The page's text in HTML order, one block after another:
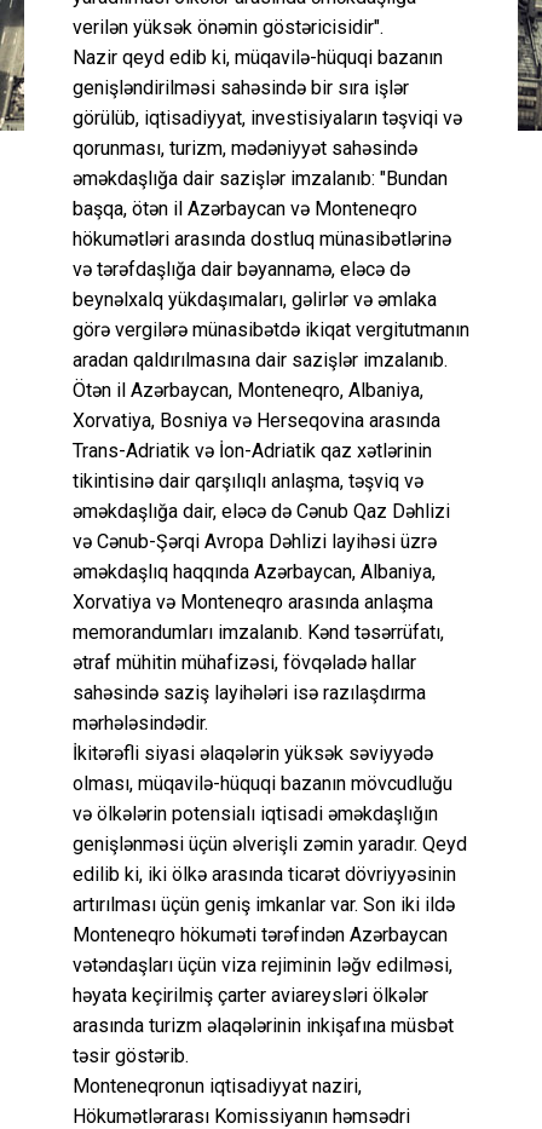
verilən yüksək önəmin göstəricisidir".
Nazir qeyd edib ki, müqavilə-hüquqi bazanın
genişləndirilməsi sahəsində bir sıra işlər
görülüb, iqtisadiyyat, investisiyaların təşviqi və
qorunması, turizm, mədəniyyət sahəsində
əməkdaşlığa dair sazişlər imzalanıb: "Bundan
başqa, ötən il Azərbaycan və Monteneqro
hökumətləri arasında dostluq münasibətlərinə
və tərəfdaşlığa dair bəyannamə, eləcə də
beynəlxalq yükdaşımaları, gəlirlər və əmlaka
görə vergilərə münasibətdə ikiqat vergitutmanın
aradan qaldırılmasına dair sazişlər imzalanıb.
Ötən il Azərbaycan, Monteneqro, Albaniya,
Xorvatiya, Bosniya və Herseqovina arasında
Trans-Adriatik və İon-Adriatik qaz xətlərinin
tikintisinə dair qarşılıqlı anlaşma, təşviq və
əməkdaşlığa dair, eləcə də Cənub Qaz Dəhlizi
və Cənub-Şərqi Avropa Dəhlizi layihəsi üzrə
əməkdaşlıq haqqında Azərbaycan, Albaniya,
Xorvatiya və Monteneqro arasında anlaşma
memorandumları imzalanıb. Kənd təsərrüfatı,
ətraf mühitin mühafizəsi, fövqəladə hallar
sahəsində saziş layihələri isə razılaşdırma
mərhələsindədir.
İkitərəfli siyasi əlaqələrin yüksək səviyyədə
olması, müqavilə-hüquqi bazanın mövcudluğu
və ölkələrin potensialı iqtisadi əməkdaşlığın
genişlənməsi üçün əlverişli zəmin yaradır. Qeyd
edilib ki, iki ölkə arasında ticarət dövriyyəsinin
artırılması üçün geniş imkanlar var. Son iki ildə
Monteneqro hökuməti tərəfindən Azərbaycan
vətəndaşları üçün viza rejiminin ləğv edilməsi,
həyata keçirilmiş çarter aviareysləri ölkələr
arasında turizm əlaqələrinin inkişafına müsbət
təsir göstərib.
Monteneqronun iqtisadiyyat naziri,
Hökumətlərarası Komissiyanın həmsədri